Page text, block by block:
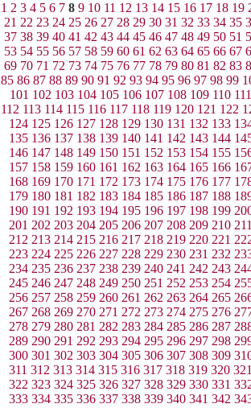
1 2 3 4 5 6 7 8 9 10 11 12 13 14 15 16 17 18 19
21 22 23 24 25 26 27 28 29 30 31 32 33 34 35
37 38 39 40 41 42 43 44 45 46 47 48 49 50 51
53 54 55 56 57 58 59 60 61 62 63 64 65 66 67
69 70 71 72 73 74 75 76 77 78 79 80 81 82 83
85 86 87 88 89 90 91 92 93 94 95 96 97 98 99
101 102 103 104 105 106 107 108 109 110 111
112 113 114 115 116 117 118 119 120 121 122
124 125 126 127 128 129 130 131 132 133
135 136 137 138 139 140 141 142 143 144
146 147 148 149 150 151 152 153 154 155
157 158 159 160 161 162 163 164 165 166
168 169 170 171 172 173 174 175 176 177
179 180 181 182 183 184 185 186 187 188
190 191 192 193 194 195 196 197 198 199
201 202 203 204 205 206 207 208 209 210
212 213 214 215 216 217 218 219 220 221
223 224 225 226 227 228 229 230 231 232
234 235 236 237 238 239 240 241 242 243
245 246 247 248 249 250 251 252 253 254
256 257 258 259 260 261 262 263 264 265
267 268 269 270 271 272 273 274 275 276
278 279 280 281 282 283 284 285 286 287
289 290 291 292 293 294 295 296 297 298
300 301 302 303 304 305 306 307 308 309
311 312 313 314 315 316 317 318 319 320
322 323 324 325 326 327 328 329 330 331
333 334 335 336 337 338 339 340 341 342